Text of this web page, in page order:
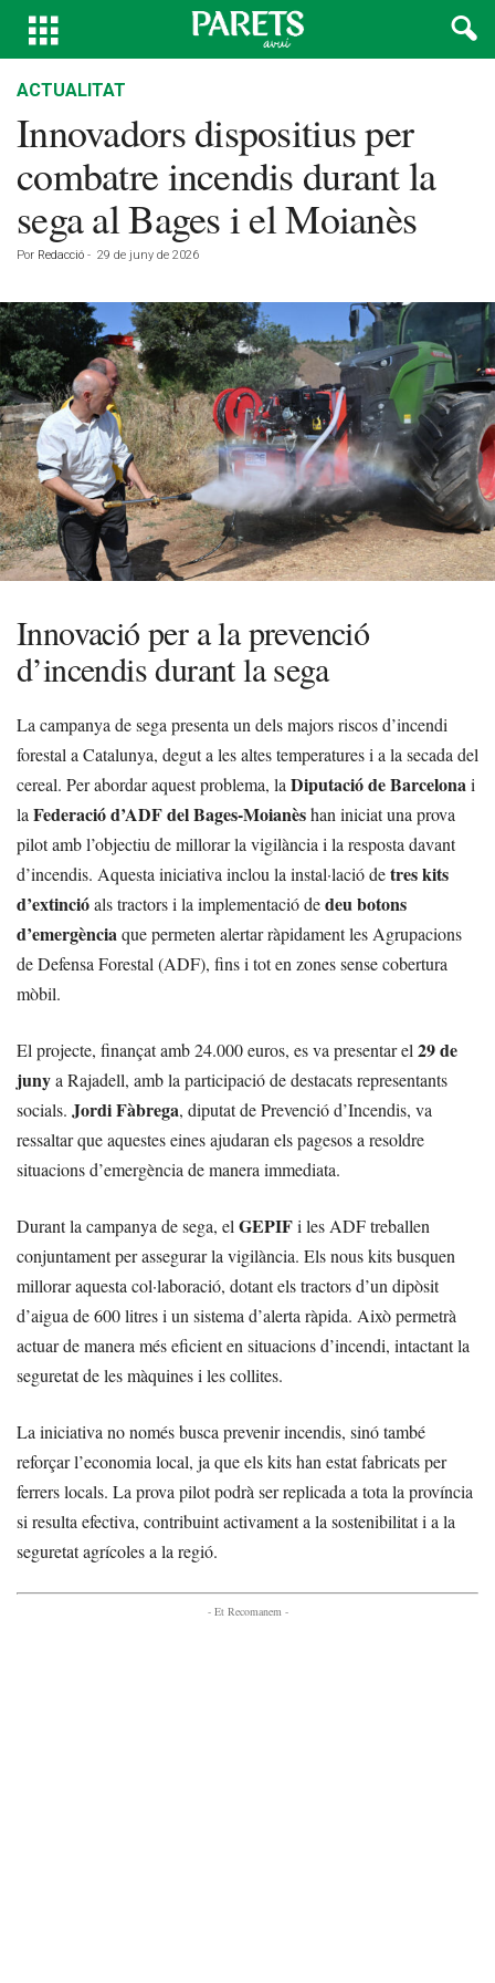
ACTUALITAT
Innovadors dispositius per
combatre incendis durant la
sega al Bages i el Moianès
Por Redacció - 29 de juny de 2026
Innovació per a la prevenció
d’incendis durant la sega
La campanya de sega presenta un dels majors riscos d’incendi
forestal a Catalunya, degut a les altes temperatures i a la secada del
cereal. Per abordar aquest problema, la Diputació de Barcelonai
la Federació d’ADF del Bages-Moianèshan iniciat una prova
pilot amb l’objectiu de millorar la vigilància i la resposta davant
d’incendis. Aquesta iniciativa inclou la instal·lació detres kits
d’extincióals tractors i la implementació dedeu botons
d’emergènciaque permeten alertar ràpidament les Agrupacions
de Defensa Forestal (ADF), fins i tot en zones sense cobertura
mòbil.
El projecte, finançat amb 24.000 euros, es va presentar el 29 de
junya Rajadell, amb la participació de destacats representants
socials. Jordi Fàbrega, diputat de Prevenció d’Incendis, va
ressaltar que aquestes eines ajudaran els pagesos a resoldre
situacions d’emergència de manera immediata.
Durant la campanya de sega, el GEPIFi les ADF treballen
conjuntament per assegurar la vigilància. Els nous kits busquen
millorar aquesta col·laboració, dotant els tractors d’un dipòsit
d’aigua de 600 litres i un sistema d’alerta ràpida. Això permetrà
actuar de manera més eficient en situacions d’incendi, intactant la
seguretat de les màquines i les collites.
La iniciativa no només busca prevenir incendis, sinó també
reforçar l’economia local, ja que els kits han estat fabricats per
ferrers locals. La prova pilot podrà ser replicada a tota la província
si resulta efectiva, contribuint activament a la sostenibilitat i a la
seguretat agrícoles a la regió.
- Et Recomanem -